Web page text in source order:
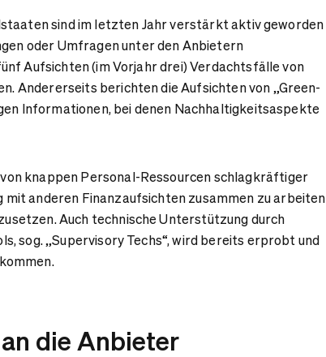
sind im letzten Jahr verstärkt aktiv geworden
oder Umfragen unter den Anbietern
Aufsichten (im Vorjahr drei) Verdachtsfälle von
Andererseits berichten die Aufsichten von „Green-
Informationen, bei denen Nachhaltigkeitsaspekte
knappen Personal-Ressourcen schlagkräftiger
mit anderen Finanzaufsichten zusammen zu arbeiten
Auch technische Unterstützung durch
sog. „Supervisory Techs“, wird bereits erprobt und
die Anbieter